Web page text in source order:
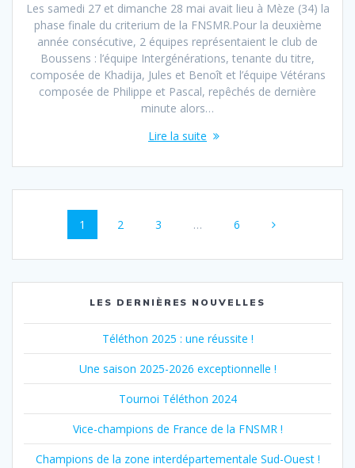
Les samedi 27 et dimanche 28 mai avait lieu à Mèze (34) la
phase finale du criterium de la FNSMR.Pour la deuxième
année consécutive, 2 équipes représentaient le club de
Boussens : l’équipe Intergénérations, tenante du titre,
composée de Khadija, Jules et Benoît et l’équipe Vétérans
composée de Philippe et Pascal, repêchés de dernière
minute alors…
Lire la suite
Navigation
articles
Page
1 Page
2 Page
3 … Page
6
LES DERNIÈRES NOUVELLES
Téléthon 2025 : une réussite !
Une saison 2025-2026 exceptionnelle !
Tournoi Téléthon 2024
Vice-champions de France de la FNSMR !
Champions de la zone interdépartementale Sud-Ouest !